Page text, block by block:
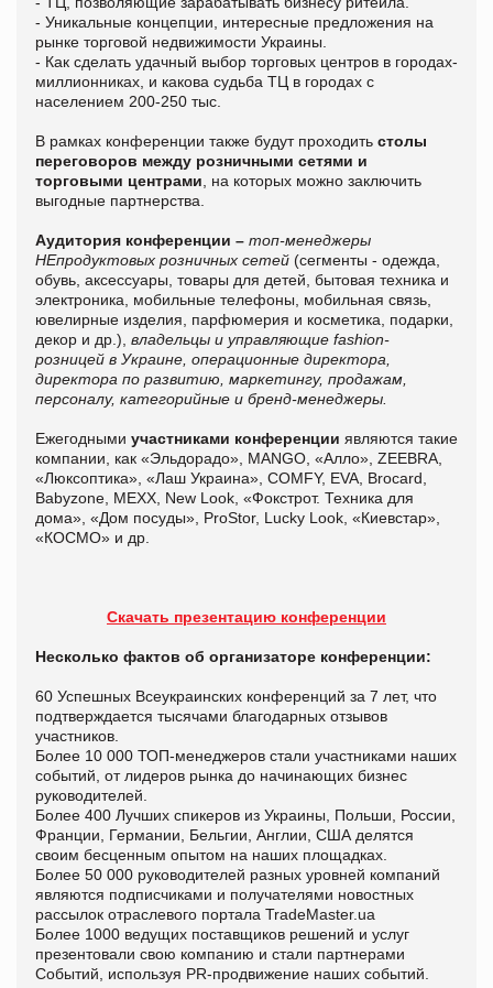
- Уникальные концепции, интересные предложения на
рынке торговой недвижимости Украины.
- Как сделать удачный выбор торговых центров в городах-
миллионниках, и какова судьба ТЦ в городах с
населением 200-250 тыс.
В рамках конференции также будут проходить столы
переговоров между розничными сетями и
торговыми центрами , на которых можно заключить
выгодные партнерства.
Аудитория конференции – топ-менеджеры
НЕпродуктовых розничных сетей (сегменты - одежда,
обувь, аксессуары, товары для детей, бытовая техника и
электроника, мобильные телефоны, мобильная связь,
ювелирные изделия, парфюмерия и косметика, подарки,
декор и др.), владельцы и управляющие fashion-
розницей в Украине, операционные директора,
директора по развитию, маркетингу, продажам,
персоналу, категорийные и бренд-менеджеры.
Ежегодными участниками конференции являются такие
компании, как «Эльдорадо», MANGO, «Алло», ZEEBRA,
«Люксоптика», «Лаш Украина», COMFY, EVA, Brocard,
Babyzone, MEXX, New Look, «Фокстрот. Техника для
дома», «Дом посуды», ProStor, Lucky Look, «Киевстар»,
«КОСМО» и др.
Скачать презентацию конференции
Несколько фактов об организаторе конференции:
60 Успешных Всеукраинских конференций за 7 лет, что
подтверждается тысячами благодарных отзывов
участников.
Более 10 000 ТОП-менеджеров стали участниками наших
событий, от лидеров рынка до начинающих бизнес
руководителей.
Более 400 Лучших спикеров из Украины, Польши, России,
Франции, Германии, Бельгии, Англии, США делятся
своим бесценным опытом на наших площадках.
Более 50 000 руководителей разных уровней компаний
являются подписчиками и получателями новостных
рассылок отраслевого портала TradeMaster.ua
Более 1000 ведущих поставщиков решений и услуг
презентовали свою компанию и стали партнерами
Событий, используя PR-продвижение наших событий.